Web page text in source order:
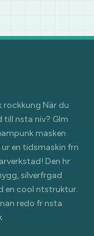
rockkung När du
till nsta niv? Glm
masken
en tidsmaskin frn
Den hr
silverfrgad
en cool ntstruktur.
redo fr nsta